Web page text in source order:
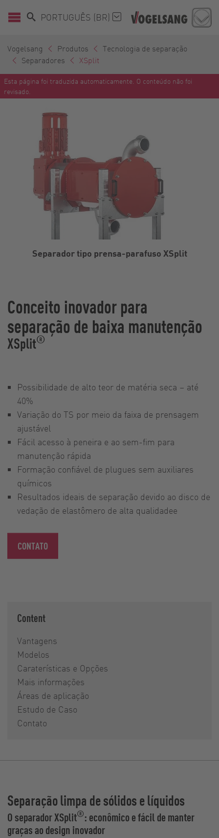
PORTUGUÊS (BR)
Vogelsang Produtos
Tecnologia de separação
Separadores
XSplit
Esta página foi traduzida automaticamente. O conteúdo não foi
revisado.
Separador tipo prensa-parafuso XSplit
Conceito inovador para
separação de baixa manutenção
XSplit®
Possibilidade de alto teor de matéria seca – até
40%
Variação do TS por meio da faixa de prensagem
ajustável
Fácil acesso à peneira e ao sem-fim para
manutenção rápida
Formação confiável de plugues sem auxiliares
químicos
Resultados ideais de separação devido ao disco de
vedação de elastômero de alta qualidadee
CONTATO
Content
Vantagens
Modelos
Caraterísticas e Opções
Mais informações
Áreas de aplicação
Estudo de Caso
Contato
Separação limpa de sólidos e líquidos
O separador XSplit®: econômico e fácil de manter
graças ao design inovador